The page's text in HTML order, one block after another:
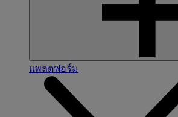
แพลตฟอร์ม